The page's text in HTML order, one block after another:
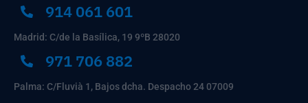
914 061 601
Madrid: C/de la Basílica, 19 9ºB 28020
971 706 882
Palma: C/Fluvià 1, Bajos dcha. Despacho 24 07009